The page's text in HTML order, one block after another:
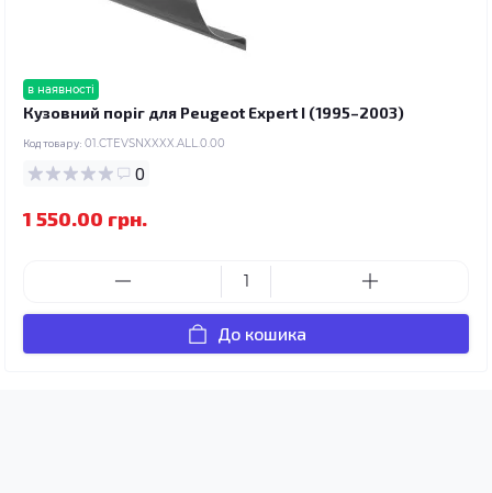
в наявності
Кузовний поріг для Peugeot Expert I (1995–2003)
Код товару: 01.CTEVSNXXXX.ALL.0.00
0
1 550.00 грн.
До кошика